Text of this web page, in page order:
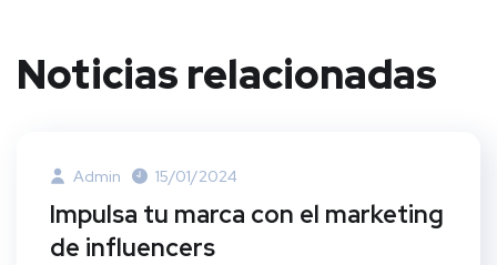
Noticias relacionadas
Admin 15/01/2024
Impulsa tu marca con el marketing
de influencers